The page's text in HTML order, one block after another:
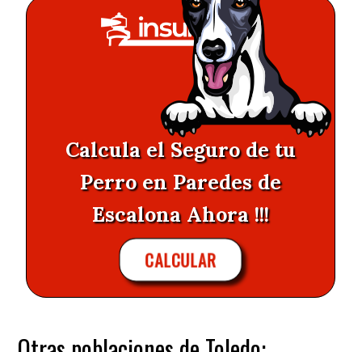
Calcula el Seguro de tu
Perro en Paredes de
Escalona Ahora !!!
CALCULAR